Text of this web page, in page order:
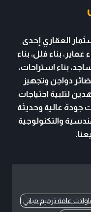
العقاري إحدى
عماير، بناء فلل، بناء
بناء استراحات،
دواجن وتجهيز
لتلبية احتياجات
جودة عالية وحديثة
والتكنولوجية
عامة ترميم مباني